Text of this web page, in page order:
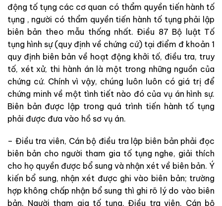
động tố tụng các cơ quan có thẩm quyền tiến hành tố
tụng , người có thẩm quyền tiến hành tố tụng phải lập
biên bản theo mẫu thống nhất. Điều 87 Bộ luật Tố
tụng hình sự (quy định về chứng cứ) tại điểm đ khoản 1
quy định biên bản về hoạt động khởi tố, điều tra, truy
tố, xét xử, thi hành án là một trong những nguồn của
chứng cứ. Chính vì vậy, chúng luôn luôn có giá trị để
chứng minh về một tình tiết nào đó của vụ án hình sự.
Biên bản được lập trong quá trình tiến hành tố tụng
phải được đưa vào hồ sơ vụ án.
– Điều tra viên, Cán bộ điều tra lập biên bản phải đọc
biên bản cho người tham gia tố tụng nghe, giải thích
cho họ quyền được bổ sung và nhận xét về biên bản. Ý
kiến bổ sung, nhận xét được ghi vào biên bản; trường
hợp không chấp nhận bổ sung thì ghi rõ lý do vào biên
bản. Người tham gia tố tụng, Điều tra viên, Cán bộ